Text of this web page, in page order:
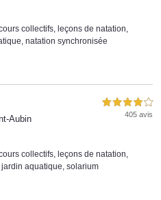
collectifs, leçons de natation,
, natation synchronisée
Aubin
4,0 étoiles sur 5
405 avis
collectifs leçons de natation
jardin aquatique solarium